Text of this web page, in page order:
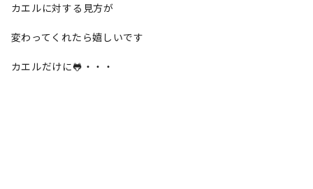
カエルに対する見方が
変わってくれたら嬉しいです
カエルだけに🐸・・・